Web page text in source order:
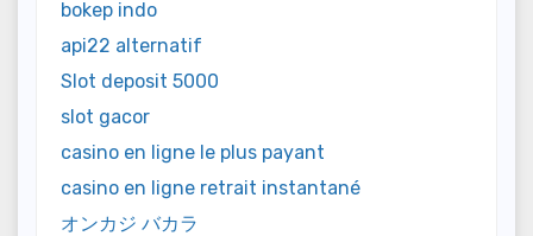
bokep indo
api22 alternatif
Slot deposit 5000
slot gacor
casino en ligne le plus payant
casino en ligne retrait instantané
オンカジ バカラ